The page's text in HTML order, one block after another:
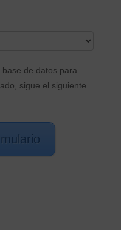
de datos para
sigue el siguiente